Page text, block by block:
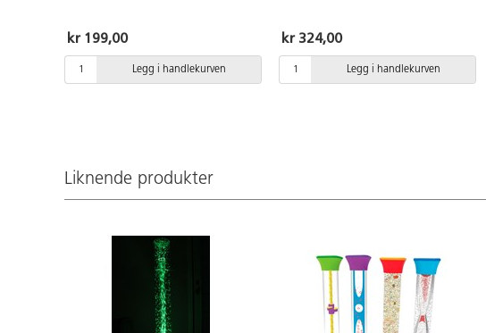
kr 199,00
Legg i handlekurven
kr 324,00
Legg i handlekurven
Liknende produkter